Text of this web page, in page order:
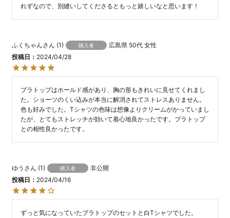
れずなので、別縫いしてくださるともっと嬉しいなと思います！
ふくちゃん 1 購入者 広島県 50代 女性
投稿日
2024/04/28
ブラトップはホールド感があり、胸の形もきれいに見せてくれまし
た。ショーツのくい込みが本当に解消されてストレスありません。
色も好みでした。Tシャツの色味は想像よりクリームがかっていまし
たが、とてもストレッチが効いて着心地良かったです。ブラトップ
との相性良かったです。
ゆう 1 購入者
非公開
投稿日
2024/04/16
ずっと気になっていたブラトップのセットと白Tシャツでした。